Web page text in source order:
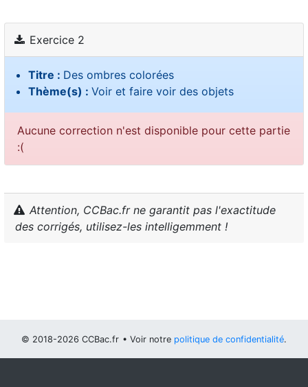
Exercice 2
Titre : Des ombres colorées
Thème(s) : Voir et faire voir des objets
Aucune correction n'est disponible pour cette partie
:(
Attention, CCBac.fr ne garantit pas l'exactitude
des corrigés, utilisez-les intelligemment !
© 2018-2026 CCBac.fr • Voir notre politique de confidentialité.